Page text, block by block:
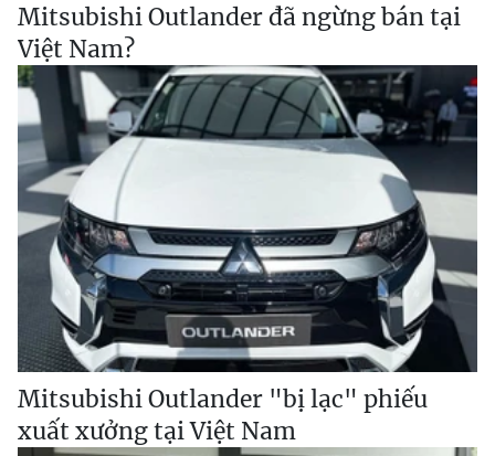
Mitsubishi Outlander đã ngừng bán tại
Việt Nam?
Mitsubishi Outlander "bị lạc" phiếu
xuất xưởng tại Việt Nam